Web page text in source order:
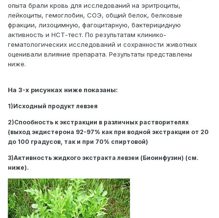
опыта брали кровь для исследований на эритроциты,
лейкоциты, гемоглобин, СОЭ, общий белок, белковые
фракции, лизоцимную, фагоцитарную, бактерицидную
активность и НСТ-тест. По результатам клинико-
гематологических исследований и сохранности животных
оценивали влияние препарата. Результаты представлены
ниже.
На 3-х рисунках ниже показаны:
1)Исходный продукт левзея
2)Спообность к экстракции в различных растворителях
(выход экдистерона 92-97% как при водной экстракции от 20
до 100 градусов, так и при 70% спиртовой)
3)Активность жидкого экстракта левзеи (Биоинфузин) (см.
ниже).